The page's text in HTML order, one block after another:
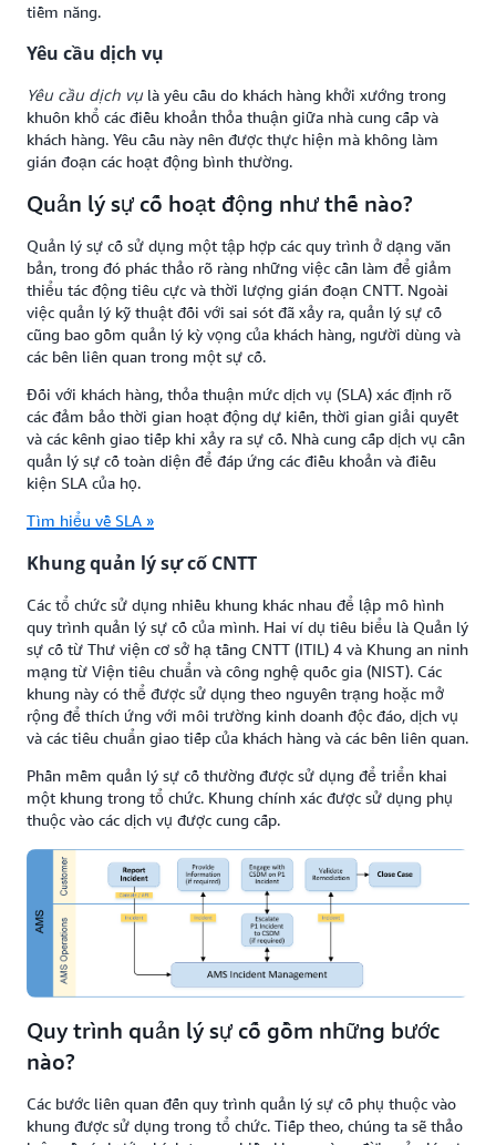
tiềm năng.
Yêu cầu dịch vụ
Yêu cầu dịch vụ là yêu cầu do khách hàng khởi xướng trong
khuôn khổ các điều khoản thỏa thuận giữa nhà cung cấp và
khách hàng. Yêu cầu này nên được thực hiện mà không làm
gián đoạn các hoạt động bình thường.
Quản lý sự cố hoạt động như thế nào?
Quản lý sự cố sử dụng một tập hợp các quy trình ở dạng văn
bản, trong đó phác thảo rõ ràng những việc cần làm để giảm
thiểu tác động tiêu cực và thời lượng gián đoạn CNTT. Ngoài
việc quản lý kỹ thuật đối với sai sót đã xảy ra, quản lý sự cố
cũng bao gồm quản lý kỳ vọng của khách hàng, người dùng và
các bên liên quan trong một sự cố.
Đối với khách hàng, thỏa thuận mức dịch vụ (SLA) xác định rõ
các đảm bảo thời gian hoạt động dự kiến, thời gian giải quyết
và các kênh giao tiếp khi xảy ra sự cố. Nhà cung cấp dịch vụ cần
quản lý sự cố toàn diện để đáp ứng các điều khoản và điều
kiện SLA của họ.
Tìm hiểu về SLA »
Khung quản lý sự cố CNTT
Các tổ chức sử dụng nhiều khung khác nhau để lập mô hình
quy trình quản lý sự cố của mình. Hai ví dụ tiêu biểu là Quản lý
sự cố từ Thư viện cơ sở hạ tầng CNTT (ITIL) 4 và Khung an ninh
mạng từ Viện tiêu chuẩn và công nghệ quốc gia (NIST). Các
khung này có thể được sử dụng theo nguyên trạng hoặc mở
rộng để thích ứng với môi trường kinh doanh độc đáo, dịch vụ
và các tiêu chuẩn giao tiếp của khách hàng và các bên liên quan.
Phần mềm quản lý sự cố thường được sử dụng để triển khai
một khung trong tổ chức. Khung chính xác được sử dụng phụ
thuộc vào các dịch vụ được cung cấp.
Quy trình quản lý sự cố gồm những bước
nào?
Các bước liên quan đến quy trình quản lý sự cố phụ thuộc vào
khung được sử dụng trong tổ chức. Tiếp theo, chúng ta sẽ thảo